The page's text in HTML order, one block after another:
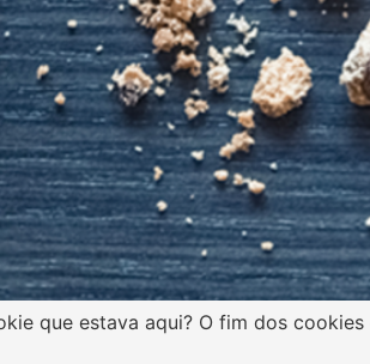
que estava aqui? O fim dos